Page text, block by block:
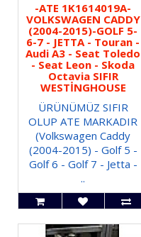
-ATE 1K1614019A-
VOLKSWAGEN CADDY
(2004-2015)-GOLF 5-
6-7 - JETTA - Touran -
Audi A3 - Seat Toledo
- Seat Leon - Skoda
Octavia SIFIR
WESTİNGHOUSE
ÜRÜNÜMÜZ SIFIR
OLUP ATE MARKADIR
(Volkswagen Caddy
(2004-2015) - Golf 5 -
Golf 6 - Golf 7 - Jetta -
..